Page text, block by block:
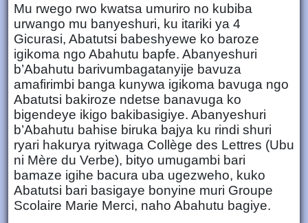
Mu rwego rwo kwatsa umuriro no kubiba
urwango mu banyeshuri, ku itariki ya 4
Gicurasi, Abatutsi babeshyewe ko baroze
igikoma ngo Abahutu bapfe. Abanyeshuri
b’Abahutu barivumbagatanyije bavuza
amafirimbi banga kunywa igikoma bavuga ngo
Abatutsi bakiroze ndetse banavuga ko
bigendeye ikigo bakibasigiye. Abanyeshuri
b’Abahutu bahise biruka bajya ku rindi shuri
ryari hakurya ryitwaga Collège des Lettres (Ubu
ni Mère du Verbe), bityo umugambi bari
bamaze igihe bacura uba ugezweho, kuko
Abatutsi bari basigaye bonyine muri Groupe
Scolaire Marie Merci, naho Abahutu bagiye.